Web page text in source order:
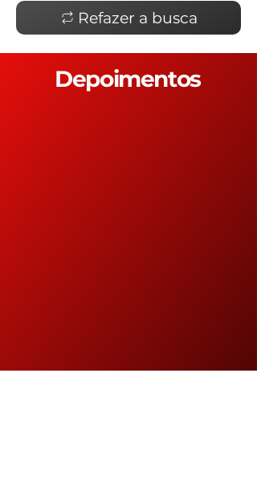
Refazer a busca
Depoimentos